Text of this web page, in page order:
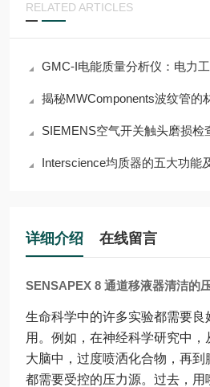
RELATED ARTICLES
GMC-I电能质量分析仪：电力
揭秘MWComponents波纹管的
SIEMENS空气开关触头磨损检
Interscience均质器的五大功能
详细介绍 在线留言
SENSAPEX 8 通道移液器清洁的
生命科学中的许多实验都需要
用。例如，在神经科学研究中
大脑中，过度喷洒化合物，再
都需要受控的压力源。过去，